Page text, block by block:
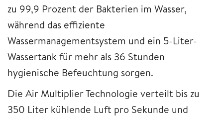
zu 99,9 Prozent der Bakterien im Wasser,
während das effiziente
Wassermanagementsystem und ein 5-Liter-
Wassertank für mehr als 36 Stunden
hygienische Befeuchtung sorgen.
Die Air Multiplier Technologie verteilt bis zu
350 Liter kühlende Luft pro Sekunde und